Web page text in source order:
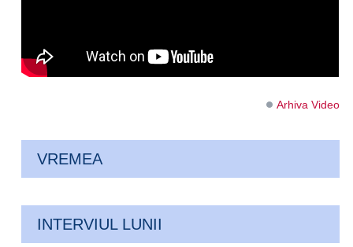
Arhiva Video
VREMEA
INTERVIUL LUNII